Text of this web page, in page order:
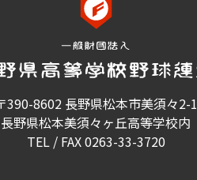
390-8602 長野県松本市美須々2-1
長野県松本美須々ヶ丘高等学校内
TEL / FAX 0263-33-3720